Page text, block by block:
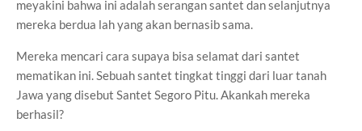
meyakini bahwa ini adalah serangan santet dan selanjutnya
mereka berdua lah yang akan bernasib sama.
Mereka mencari cara supaya bisa selamat dari santet
mematikan ini. Sebuah santet tingkat tinggi dari luar tanah
Jawa yang disebut Santet Segoro Pitu. Akankah mereka
berhasil?